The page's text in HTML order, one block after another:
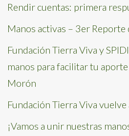
Rendir cuentas: primera
Manos activas – 3er
Fundación Tierra Viva y
manos para facilitar tu
Morón
Fundación Tierra Viva vuelve
¡Vamos a unir nuestras